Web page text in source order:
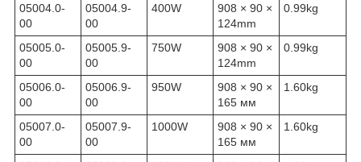
05004.0-
00
05004.9-
00
400W
908 × 90 ×
124mm
0.99kg
05005.0-
00
05005.9-
00
750W
908 × 90 ×
124mm
0.99kg
05006.0-
00
05006.9-
00
950W
908 × 90 ×
165 мм
1.60kg
05007.0-
00
05007.9-
00
1000W
908 × 90 ×
165 мм
1.60kg